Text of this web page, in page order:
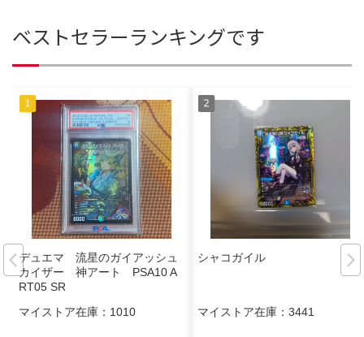
ベストセラーランキングです
デュエマ 流星のガイアッシュ
カイザー 神アート PSA10 A
RT05 SR
マイストア在庫： 1010
シャコガイル
マイストア在庫： 3441